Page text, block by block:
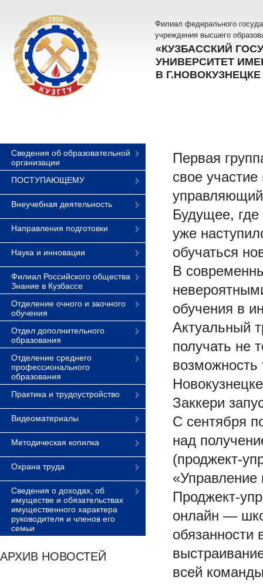
Филиал федерального
учреждения высшего
«КУЗБАССКИЙ
УНИВЕРСИТЕТ
В Г.НОВОКУЗНЕЦКЕ
Сведения об образовательной
организации
ПОСТУПАЮЩЕМУ
Внеучебная деятельность
Направления подготовки
Наука и инновации
Филиал Российского общества
Знание в Кузбассе
Отделение очного и заочного
обучения
Отдел дополнительного
образования
Отделение среднего
профессионального
образования
Практика и трудоустройство
Видеоматериалы
Методическая копилка
Охрана труда
Сведения о доходах, об
имуществе и обязательствах
имущественного характера
руководителя и членов его
семьи
АРХИВ НОВОСТЕЙ
Первая
свое
Будущее,
уже
обучаться
В
обучения в
Актуальный
получать не
возможность
Заккери
С сентября
над
(проджект-
Проджект-
онлайн —
обязанности
всей